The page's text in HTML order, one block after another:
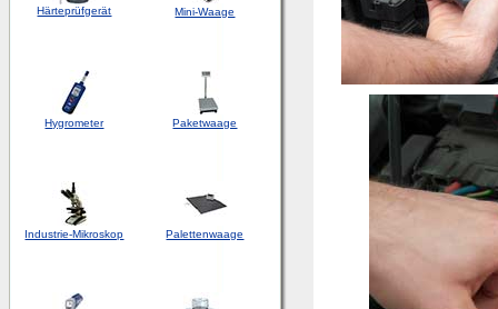
Härteprüfgerät Mini-Waage
Hygrometer Paketwaage
Industrie-Mikroskop Palettenwaage